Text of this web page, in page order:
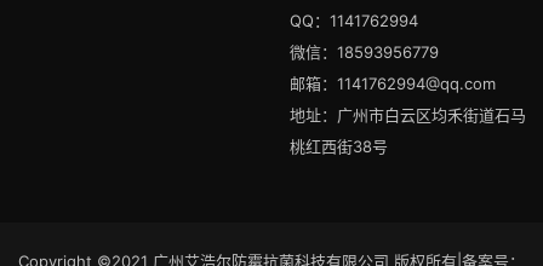
QQ：1141762994
微信：18593956779
邮箱：1141762994@qq.com
地址：广州市白云区均禾街道石马
桃红西街38号
Copyright ©2021 广州艾浩尔防霉抗菌科技有限公司 版权所有|备案号：